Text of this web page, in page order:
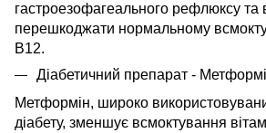
гастроезофагеального рефлюксу та
перешкоджати нормальному
B12.
Діабетичний препарат -
Метформін, широко
діабету, зменшує всмоктування